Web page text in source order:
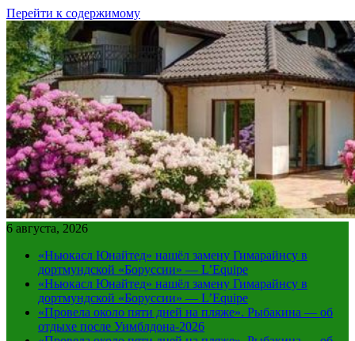
Перейти к содержимому
6 августа, 2026
«Ньюкасл Юнайтед» нашёл замену Гимарайнсу в
дортмундской «Боруссии» — L’Equipe
«Ньюкасл Юнайтед» нашёл замену Гимарайнсу в
дортмундской «Боруссии» — L’Equipe
«Провела около пяти дней на пляже». Рыбакина — об
отдыхе после Уимблдона-2026